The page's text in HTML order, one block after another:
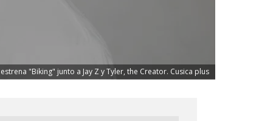
"Biking" junto a Jay Z y Tyler, the Creator. Cusica plus